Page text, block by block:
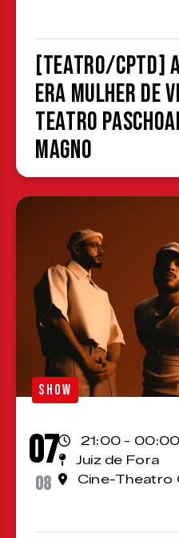
[TEATRO/
era mulher de
Teatro
Magno
SHOW
07
08
21:00 - 00:00
Juiz de Fora
Cine-Theatro